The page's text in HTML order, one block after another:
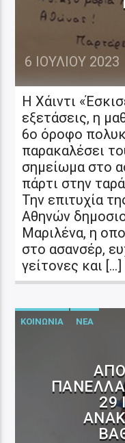
6 ΙΟΥΛΊΟΥ 2023
Η Χάιντι
εξετάσεις, η
6ο όροφο
παρακαλέσει
σημείωμα στο
πάρτι στην
Την επιτυχία
Αθηνών
Μαριλένα, η
στο ασανσέρ,
γείτονες και […]
ΚΟΙΝΩΝΙΑ ΝΕΑ
29